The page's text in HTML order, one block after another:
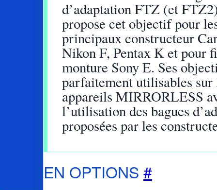
d’adaptation FTZ (et
propose cet objectif pour
principaux constructeur
Nikon F, Pentax K et pour
monture Sony E. Ses
parfaitement utilisables sur
appareils MIRRORLESS
l’utilisation des bagues
proposées par les
EN OPTIONS #